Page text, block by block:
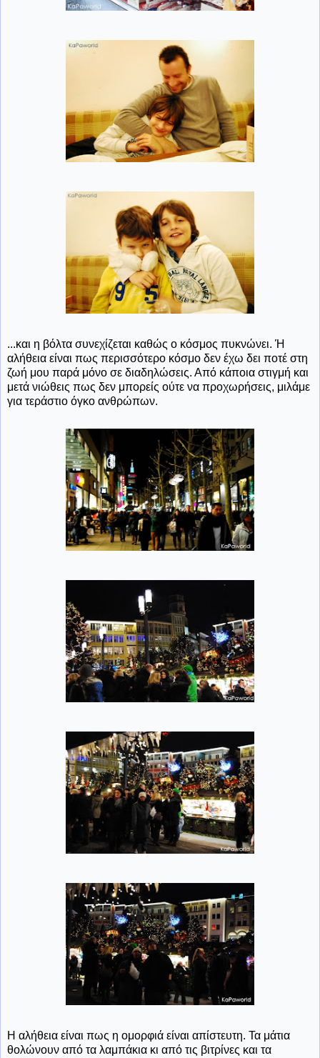
...και η βόλτα συνεχίζεται καθώς ο κόσμος πυκνώνει. Ή
αλήθεια είναι πως περισσότερο κόσμο δεν έχω δει ποτέ στη
ζωή μου παρά μόνο σε διαδηλώσεις. Από κάποια στιγμή και
μετά νιώθεις πως δεν μπορείς ούτε να προχωρήσεις, μιλάμε
για τεράστιο όγκο ανθρώπων.
Η αλήθεια είναι πως η ομορφιά είναι απίστευτη. Τα μάτια
θολώνουν από τα λαμπάκια κι από τις βιτρίνες και τα